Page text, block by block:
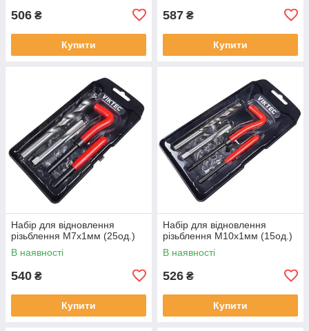
506 ₴
Купити
587 ₴
Купити
Набір для відновлення
різьблення М7x1мм (25од.)
В наявності
540 ₴
Купити
Набір для відновлення
різьблення М10x1мм (15од.)
В наявності
526 ₴
Купити